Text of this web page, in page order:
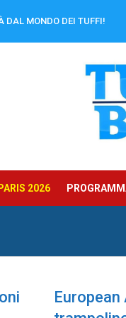
DAL MONDO DEI TUFFI!
2026